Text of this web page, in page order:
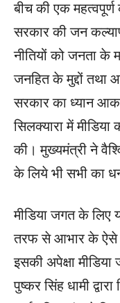
बीच की एक महत्वपूर्ण
सरकार की जन
नीतियों को जनता के
जनहित के मुद्दों तथा
सरकार का ध्यान
सिलक्यारा में
की। मुख्यमंत्री ने
के लिये भी सभी का
मीडिया जगत के लिए
तरफ से आभार के ऐसे
इसकी अपेक्षा
पुष्कर सिंह धामी